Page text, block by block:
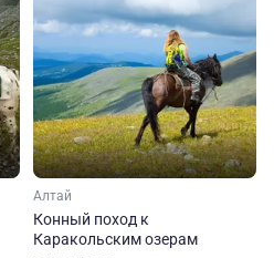
Алтай
Конный поход к
Каракольским озерам